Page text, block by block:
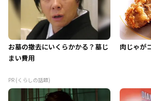
お墓の撤去にいくらかかる？墓じ
まい費用
PR (くらしの話題)
肉じゃが